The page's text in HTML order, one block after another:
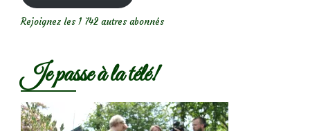
Rejoignez les 1 742 autres abonnés
Je passe à la télé!